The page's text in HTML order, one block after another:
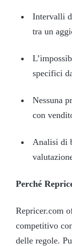
Intervalli
tra un
specifici
Nessuna
con
Analisi di
Perché
Repricer.com
competitivo
delle regole.